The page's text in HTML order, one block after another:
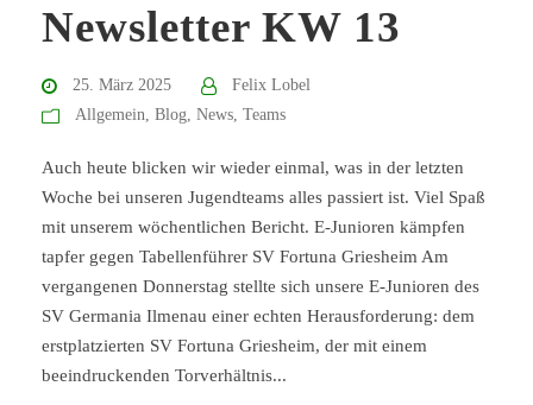
Newsletter KW 13
25. März 2025
Felix Lobel
Allgemein Blog News Teams
Auch heute blicken wir wieder einmal, was in der letzten
Woche bei unseren Jugendteams alles passiert ist. Viel Spaß
mit unserem wöchentlichen Bericht. E-Junioren kämpfen
tapfer gegen Tabellenführer SV Fortuna Griesheim Am
vergangenen Donnerstag stellte sich unsere E-Junioren des
SV Germania Ilmenau einer echten Herausforderung: dem
erstplatzierten SV Fortuna Griesheim, der mit einem
beeindruckenden Torverhältnis...